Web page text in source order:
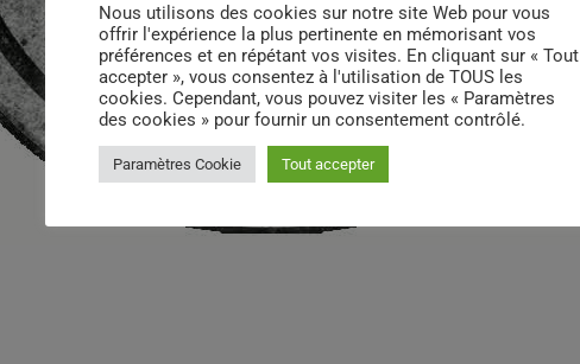
Nous utilisons des cookies sur notre site Web pour vous
offrir l'expérience la plus pertinente en mémorisant vos
préférences et en répétant vos visites. En cliquant sur « Tout
accepter », vous consentez à l'utilisation de TOUS les
cookies. Cependant, vous pouvez visiter les « Paramètres
des cookies » pour fournir un consentement contrôlé.
Paramètres Cookie Tout accepter